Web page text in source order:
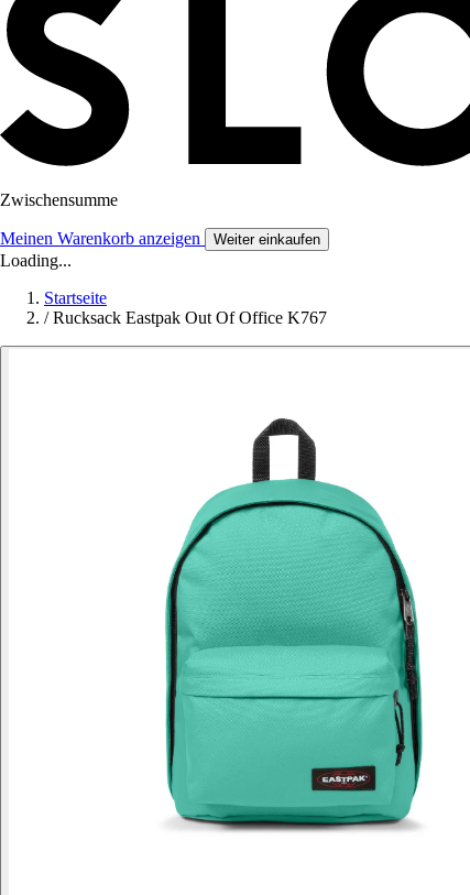
Zwischensumme
Meinen Warenkorb anzeigen Weiter einkaufen
Loading...
Startseite
/ Rucksack Eastpak Out Of Office K767